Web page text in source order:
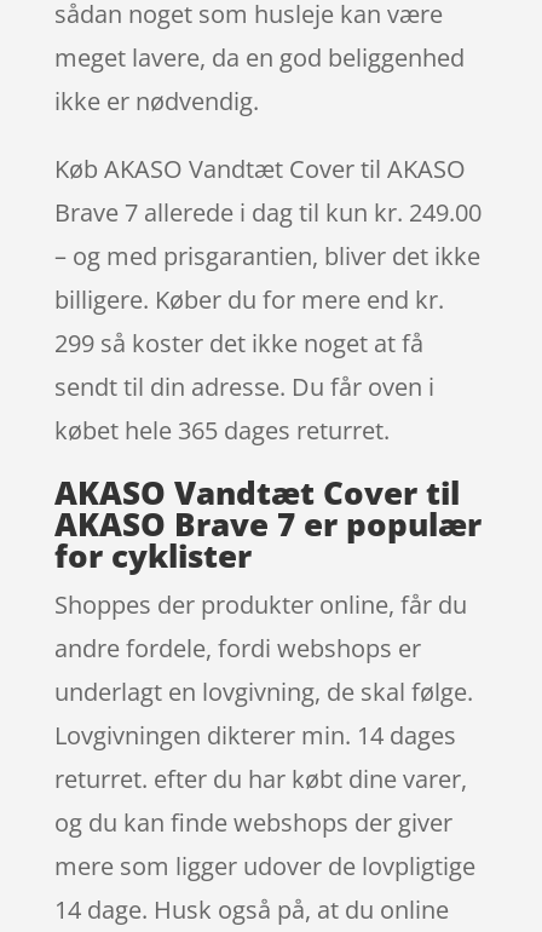
sådan noget som husleje kan være
meget lavere, da en god beliggenhed
ikke er nødvendig.
Køb AKASO Vandtæt Cover til AKASO
Brave 7 allerede i dag til kun kr. 249.00
– og med prisgarantien, bliver det ikke
billigere. Køber du for mere end kr.
299 så koster det ikke noget at få
sendt til din adresse. Du får oven i
købet hele 365 dages returret.
AKASO Vandtæt Cover til
AKASO Brave 7 er populær
for cyklister
Shoppes der produkter online, får du
andre fordele, fordi webshops er
underlagt en lovgivning, de skal følge.
Lovgivningen dikterer min. 14 dages
returret. efter du har købt dine varer,
og du kan finde webshops der giver
mere som ligger udover de lovpligtige
14 dage. Husk også på, at du online